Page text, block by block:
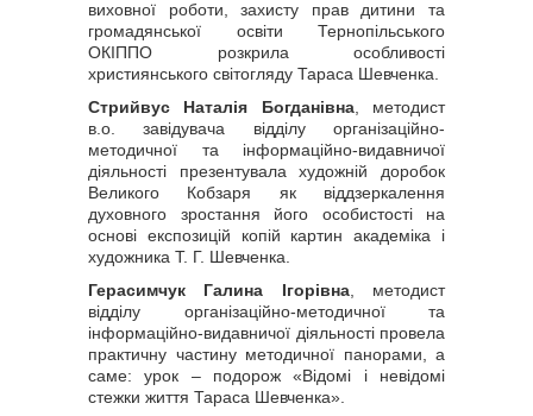
виховної роботи, захисту прав дитини та
громадянської освіти Тернопільського
ОКІППО розкрила особливості
християнського світогляду Тараса Шевченка.
Стрийвус Наталія Богданівна, методист
в.о. завідувача відділу організаційно-
методичної та інформаційно-видавничої
діяльності презентувала художній доробок
Великого Кобзаря як віддзеркалення
духовного зростання його особистості на
основі експозицій копій картин академіка і
художника Т. Г. Шевченка.
Герасимчук Галина Ігорівна, методист
відділу організаційно-методичної та
інформаційно-видавничої діяльності провела
практичну частину методичної панорами, а
саме: урок – подорож «Відомі і невідомі
стежки життя Тараса Шевченка».